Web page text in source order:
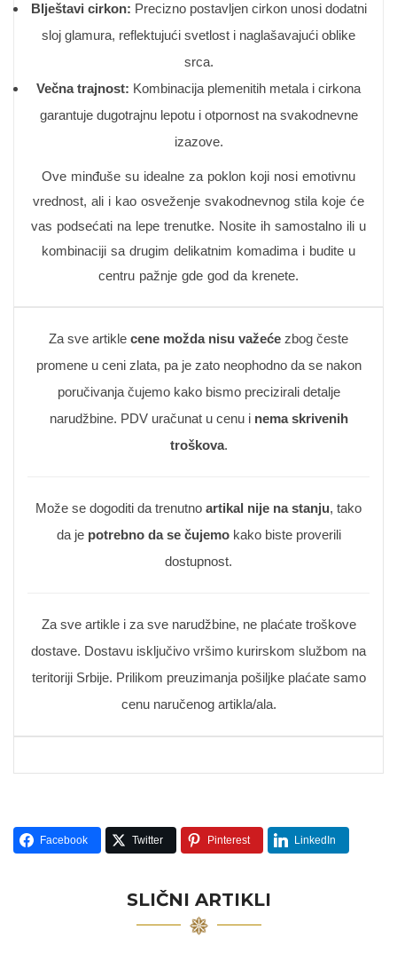
Blještavi cirkon: Precizno postavljen cirkon unosi dodatni
sloj glamura, reflektujući svetlost i naglašavajući oblike
srca.
Večna trajnost: Kombinacija plemenitih metala i cirkona
garantuje dugotrajnu lepotu i otpornost na svakodnevne
izazove.
Ove minđuše su idealne za poklon koji nosi emotivnu
vrednost, ali i kao osveženje svakodnevnog stila koje će
vas podsećati na lepe trenutke. Nosite ih samostalno ili u
kombinaciji sa drugim delikatnim komadima i budite u
centru pažnje gde god da krenete.
Za sve artikle cene možda nisu važeće zbog česte
promene u ceni zlata, pa je zato neophodno da se nakon
poručivanja čujemo kako bismo precizirali detalje
narudžbine. PDV uračunat u cenu i nema skrivenih
troškova.
Može se dogoditi da trenutno artikal nije na stanju, tako
da je potrebno da se čujemokako biste proverili
dostupnost.
Za sve artikle i za sve narudžbine, ne plaćate troškove
dostave. Dostavu isključivo vršimo kurirskom službom na
teritoriji Srbije. Prilikom preuzimanja pošiljke plaćate samo
cenu naručenog artikla/ala.
Facebook Twitter Pinterest LinkedIn
SLIČNI ARTIKLI